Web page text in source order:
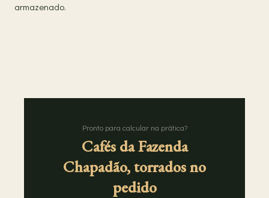
armazenado.
Pronto para calcular na prática?
Cafés da Fazenda
Chapadão, torrados no
pedido